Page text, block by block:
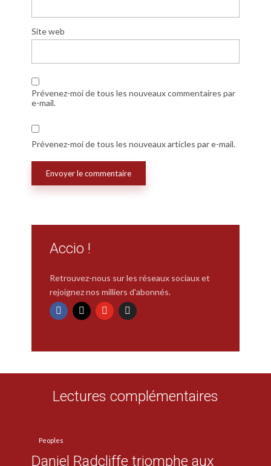
Site web
Prévenez-moi de tous les nouveaux commentaires par
e-mail.
Prévenez-moi de tous les nouveaux articles par e-mail.
Accio !
Retrouvez-nous sur les réseaux sociaux et
rejoignez nos milliers d'abonnés.
Lectures complémentaires
Peoples
Daniel Radcliffe triomphe aux